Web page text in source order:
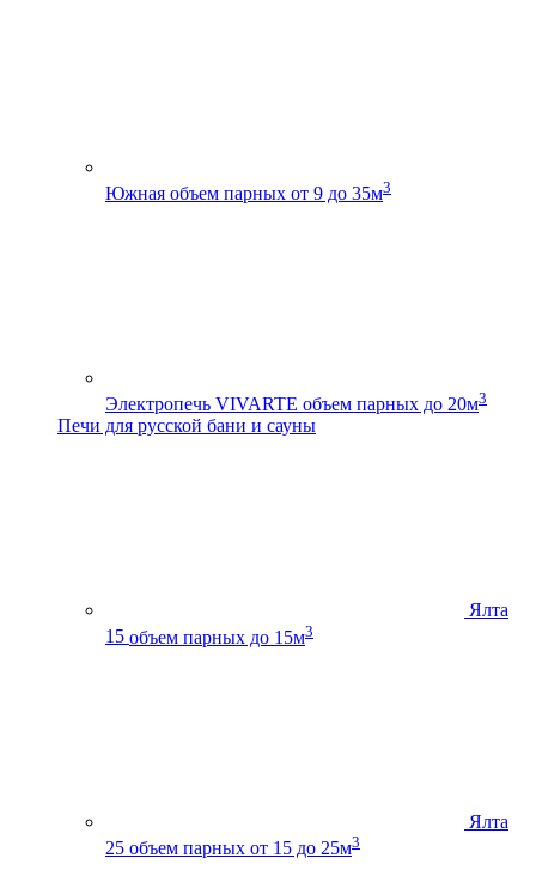
Южная объем парных от 9 до 35м3
Электропечь VIVARTE объем парных до 20м3
Печи для русской бани и сауны
Ялта
15 объем парных до 15м3
Ялта
25 объем парных от 15 до 25м3